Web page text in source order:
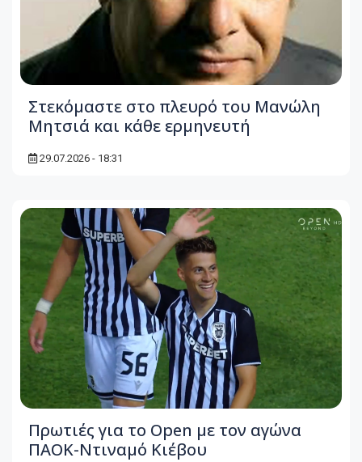
Στεκόμαστε στο πλευρό του Μανώλη
Μητσιά και κάθε ερμηνευτή
29.07.2026 - 18:31
Πρωτιές για το Open με τον αγώνα
ΠΑΟΚ-Ντιναμό Κιέβου